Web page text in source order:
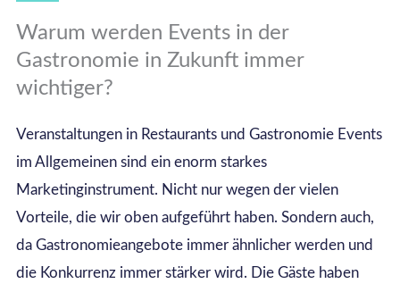
Warum werden Events in der
Gastronomie in Zukunft immer
wichtiger?
Veranstaltungen in Restaurants und Gastronomie Events
im Allgemeinen sind ein enorm starkes
Marketinginstrument. Nicht nur wegen der vielen
Vorteile, die wir oben aufgeführt haben. Sondern auch,
da Gastronomieangebote immer ähnlicher werden und
die Konkurrenz immer stärker wird. Die Gäste haben